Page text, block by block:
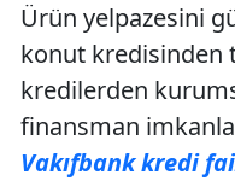
Ürün yelpazesini
konut kredisinden
kredilerden
finansman
Vakıfbank kredi